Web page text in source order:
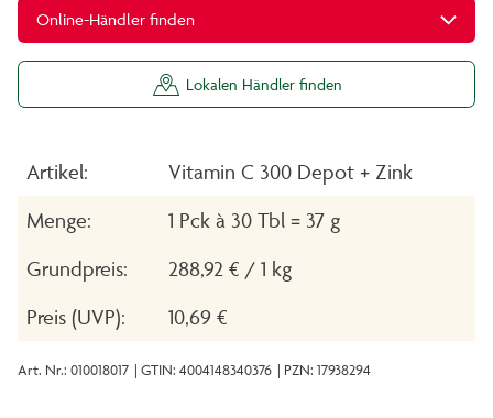
Online-Händler finden
Lokalen Händler finden
Artikel:
Vitamin C 300 Depot + Zink
Menge:
1 Pck à 30 Tbl = 37 g
Grundpreis:
288,92 € / 1 kg
Preis (UVP):
10,69 €
Art. Nr.: 010018017 | GTIN: 4004148340376 | PZN: 17938294